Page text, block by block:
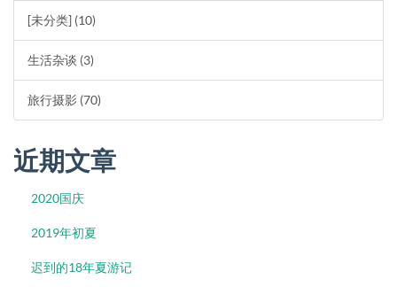
[未分类] (10)
生活杂谈 (3)
旅行摄影 (70)
近期文章
2020国庆
2019年初夏
迟到的18年夏游记